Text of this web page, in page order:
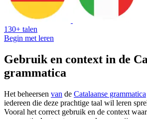
130+ talen
Begin met leren
Gebruik en context in de
grammatica
Het beheersen van de Catalaanse grammatica
iedereen die deze prachtige taal wil leren
Vooral het correct gebruik en de context